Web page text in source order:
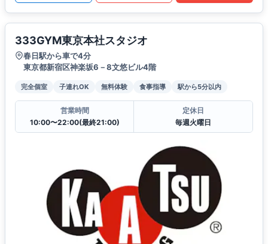
333GYM東京本社スタジオ
春日駅から車で4分
東京都新宿区神楽坂6－8文悠ビル4階
完全個室 子連れOK 無料体験 食事指導 駅から5分以内
営業時間
10:00〜22:00(最終21:00)
定休日
毎週火曜日